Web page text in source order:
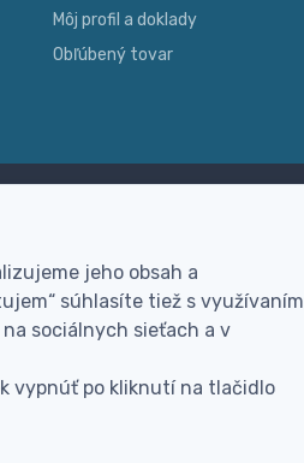
Môj profil a doklady
Obľúbený tovar
darček
jeho obsah a
súhlasíte tiež s využívaním
sociálnych sieťach a v
vypnúť po kliknutí na tlačidlo